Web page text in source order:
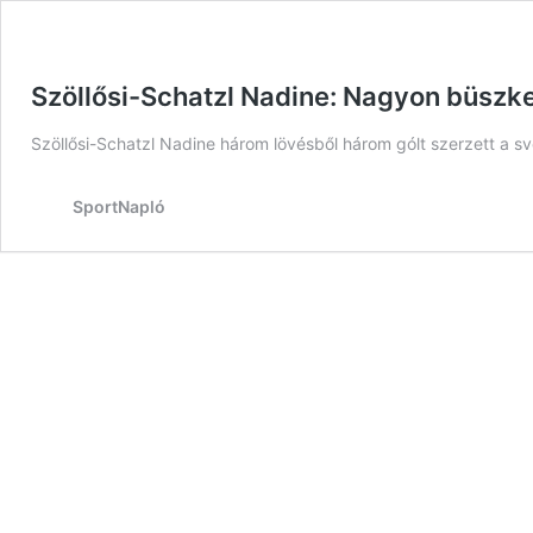
Szöllősi-Schatzl Nadine: Nagyon
Szöllősi-Schatzl Nadine három lövésből három gólt szerzett a
SportNapló